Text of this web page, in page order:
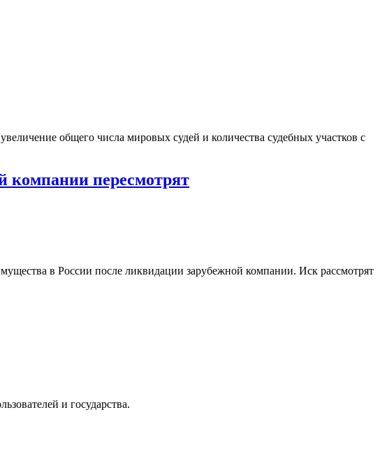
общего числа мировых судей и количества судебных участков с
компании пересмотрят
в России после ликвидации зарубежной компании. Иск рассмотрят
и государства.